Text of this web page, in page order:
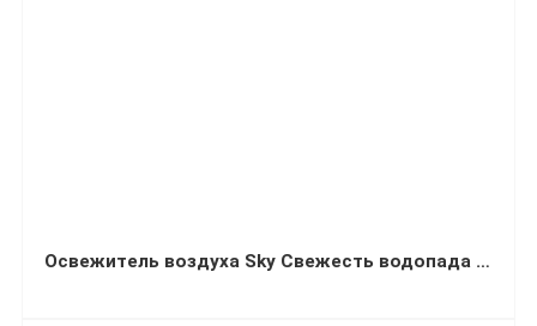
Освежитель воздуха Sky Свежесть водопада 300 миллилитров